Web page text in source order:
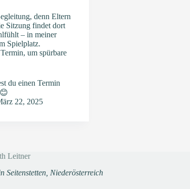
denn Eltern
Sitzung findet dort
– in meiner
Spielplatz.
um spürbare
du einen Termin
22, 2025
Leitner
Seitenstetten, Niederösterreich